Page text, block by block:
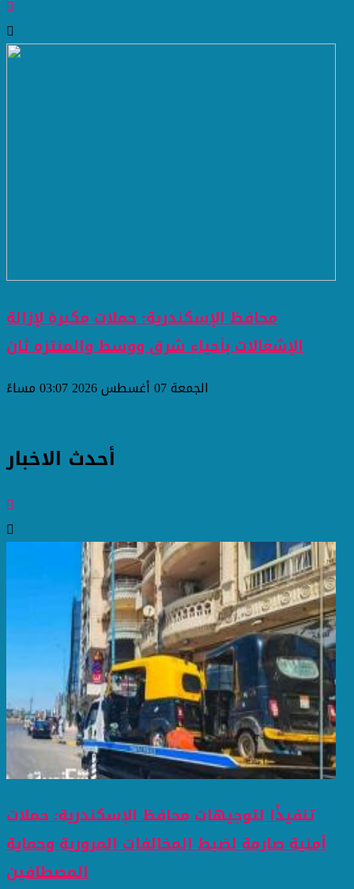
محافظ الإسكندرية: حملات مكبرة لإزالة
الإشغالات بأحياء شرق ووسط والمنتزه ثان
الجمعة 07 أغسطس 2026 03:07 مساءً
أحدث الاخبار
تنفيذًا لتوجيهات محافظ الإسكندرية: حملات
أمنية صارمة لضبط المخالفات المرورية وحماية
المصطافين